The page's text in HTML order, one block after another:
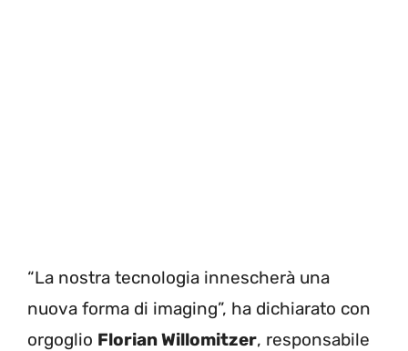
“La nostra tecnologia innescherà una
nuova forma di imaging”, ha dichiarato con
orgoglio Florian Willomitzer, responsabile